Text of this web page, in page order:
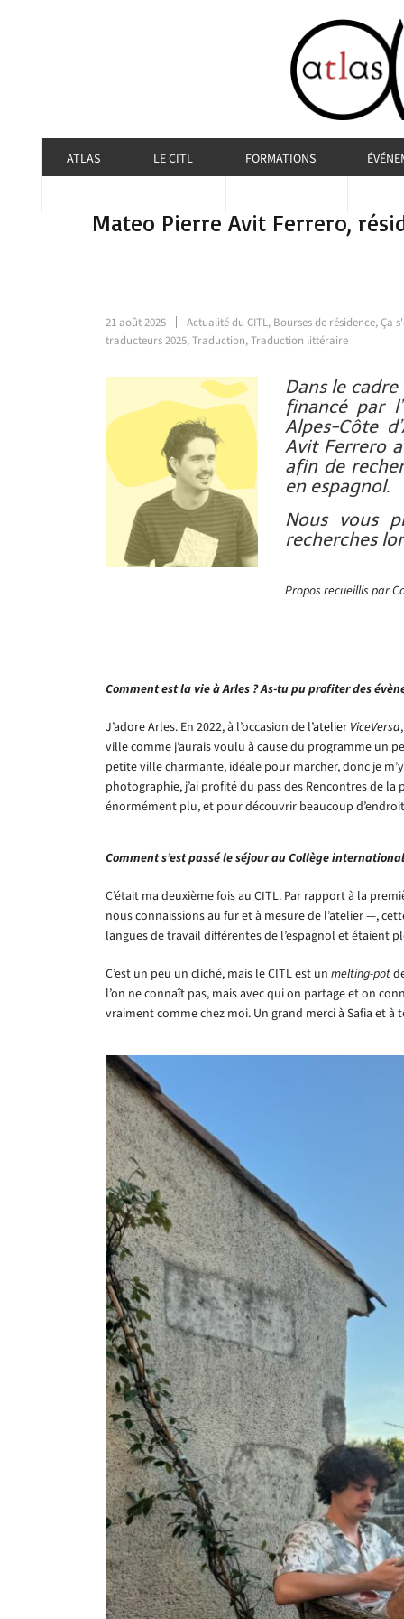
ATLAS LE CITL FORMATIONS
Mateo Pierre Avit Ferrero,
21 août 2025 Actualité du CITL, Bourses de résidence,Ça
traducteurs 2025,Traduction,Traduction littéraire
Dans le
financé par
Alpes-Côte
Avit Ferrero
afin de
en espagnol.
Nous vous
recherches
Propos recueillis par
Comment est la vie à Arles ? As-tu pu profiter des
J’adore Arles. En 2022, à l’occasion de l’atelier ViceVersa
ville comme j’aurais voulu à cause du programme un
petite ville charmante, idéale pour marcher, donc je
photographie, j’ai profité du pass des Rencontres de
énormément plu, et pour découvrir beaucoup
Comment s’est passé le séjour au Collège
C’était ma deuxième fois au CITL. Par rapport à la
nous connaissions au fur et à mesure de l’atelier —,
langues de travail différentes de l’espagnol et étaient
C’est un peu un cliché, mais le CITL est un melting-pot
l’on ne connaît pas, mais avec qui on partage et on
vraiment comme chez moi. Un grand merci à Safia et à